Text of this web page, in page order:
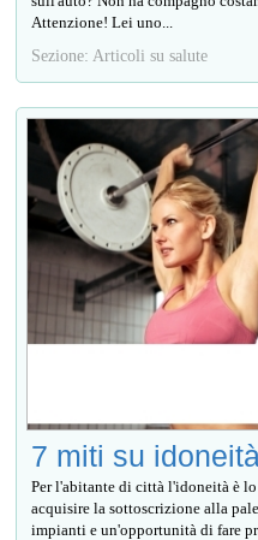
Attenzione! Lei uno...
Sezione: Articoli su salute
7 miti su
Per l'abitante di città l'idoneità è
acquisire la sottoscrizione alla
impianti e un'opportunità di fare